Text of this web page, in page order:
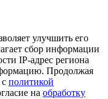
улучшить его
сбор информации
IP-адрес региона
Продолжая
политикой
на обработку